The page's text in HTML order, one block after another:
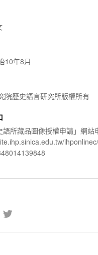
10年8月
院歷史語言研究所版權所有
所藏品圖像授權申請」網站